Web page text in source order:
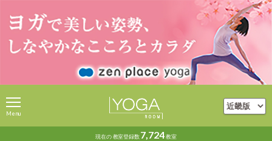
現在の教室登録数 7,724教室
Menu